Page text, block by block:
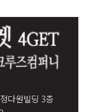
다원빌딩 3층